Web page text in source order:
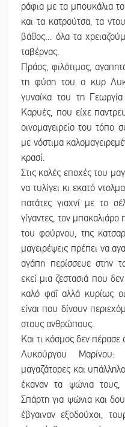
ράφια με τα μπουκάλια
και τα κατρούτσα, τα
βάθος… όλα τα
ταβέρνας.
Πράος, φιλότιμος,
τη φύση του ο κυρ
γυναίκα του τη
Καρυές, που είχε
οινομαγειρείο του τόπο
με νόστιμα
κρασί.
Στις καλές εποχές του
να τυλίγει κι εκατό
πατάτες γιαχνί με το
γίγαντες, τον μπακαλιάρο
του φούρνου, της
μαγειρέψεις πρέπει να
αγάπη περίσσευε στην
εκεί μια ζεστασιά που
καλό φαΐ αλλά κυρίως
είναι που δίνουν
στους ανθρώπους.
Και τι κόσμος δεν
Λυκούργου Μαρίνου:
μαγαζάτορες και
έκαναν τα ψώνια τους,
Σπάρτη για ψώνια και
έβγαιναν εξοδούχοι,